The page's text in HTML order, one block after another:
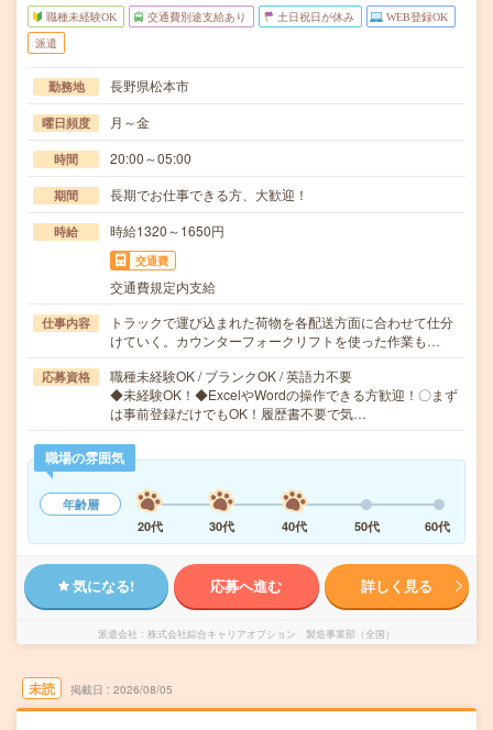
職種未経験OK 交通費別途支給あり 土日祝日が休み WEB登録OK
派遣
勤務地 長野県松本市
曜日頻度 月～金
時間 20:00～05:00
期間 長期でお仕事できる方、大歓迎！
時給 時給1320～1650円
交通費
交通費規定内支給
仕事内容
トラックで運び込まれた荷物を各配送方面に合わせて仕分
けていく。カウンターフォークリフトを使った作業も…
応募資格
職種未経験OK / ブランクOK / 英語力不要
◆未経験OK！◆ExcelやWordの操作できる方歓迎！〇まず
は事前登録だけでもOK！履歴書不要で気…
職場の雰囲気
年齢層
20代
30代 40代 50代 60代
気になる! 応募へ進む 詳しく見る
派遣会社 株式会社綜合キャリアオプション 製造事業部（全国）
未読 掲載日 2026/08/05